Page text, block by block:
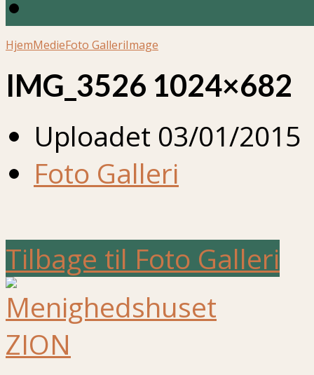
HjemMedieFoto GalleriImage
IMG_3526 1024×682
Uploadet 03/01/2015
Foto Galleri
Tilbage til Foto Galleri